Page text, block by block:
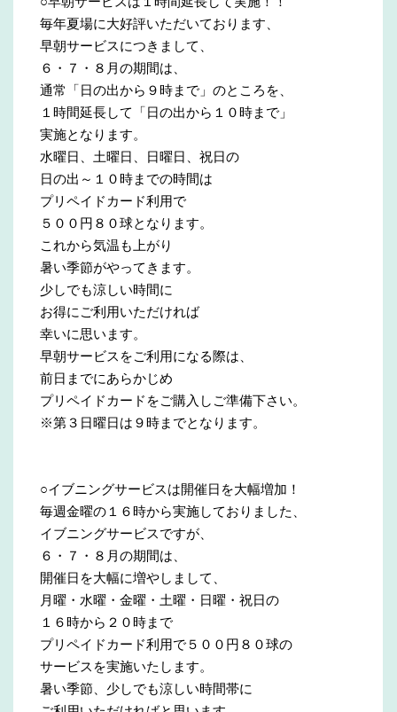
毎年夏場に大好評いただいております、
早朝サービスにつきまして、
６・７・８月の期間は、
通常「日の出から９時まで」のところを、
１時間延長して「日の出から１０時まで」
実施となります。
水曜日、土曜日、日曜日、祝日の
日の出～１０時までの時間は
プリペイドカード利用で
５００円８０球となります。
これから気温も上がり
暑い季節がやってきます。
少しでも涼しい時間に
お得にご利用いただければ
幸いに思います。
早朝サービスをご利用になる際は、
前日までにあらかじめ
プリペイドカードをご購入しご準備下さい。
※第３日曜日は９時までとなります。
○イブニングサービスは開催日を大幅増加！
毎週金曜の１６時から実施しておりました、
イブニングサービスですが、
６・７・８月の期間は、
開催日を大幅に増やしまして、
月曜・水曜・金曜・土曜・日曜・祝日の
１６時から２０時まで
プリペイドカード利用で５００円８０球の
サービスを実施いたします。
暑い季節、少しでも涼しい時間帯に